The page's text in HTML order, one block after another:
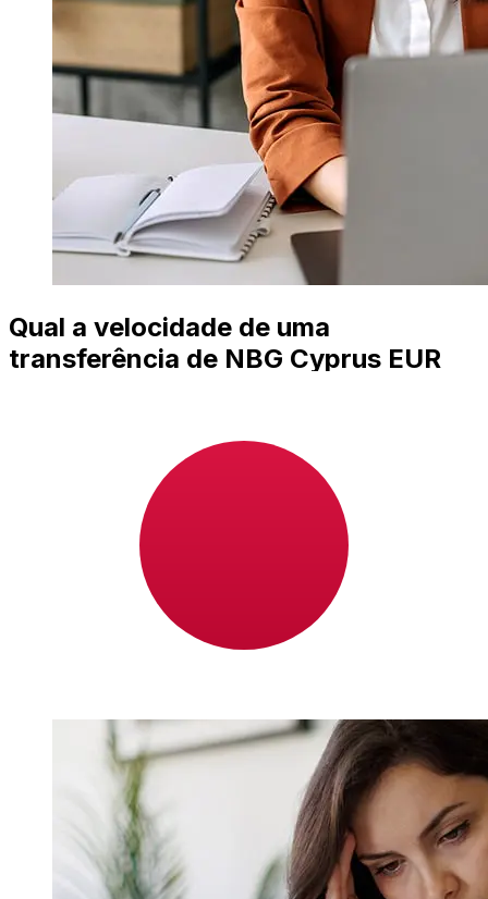
Qual a velocidade de uma
transferência de NBG Cyprus EUR
Os prazos de entrega para transferências internacionais
com NBG Cyprus de Países Membros do Euro para
Japão variam de acordo com o método de pagamento e
o horário da transação. Normalmente, as transferências
bancárias internacionais levam de 1 a 5 dias úteis.
Fatores como feriados bancários e verificações de
segurança também podem afetar a entrega. Verifique os
horários limite de National Bank of Greece (Cyprus)
para evitar atrasos.